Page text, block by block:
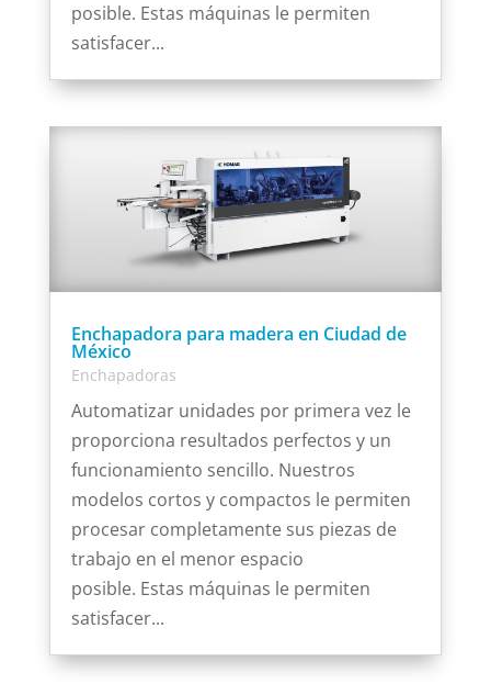
posible. Estas máquinas le permiten
satisfacer...
Enchapadora para madera en Ciudad de
México
Enchapadoras
Automatizar unidades por primera vez le
proporciona resultados perfectos y un
funcionamiento sencillo. Nuestros
modelos cortos y compactos le permiten
procesar completamente sus piezas de
trabajo en el menor espacio
posible. Estas máquinas le permiten
satisfacer...